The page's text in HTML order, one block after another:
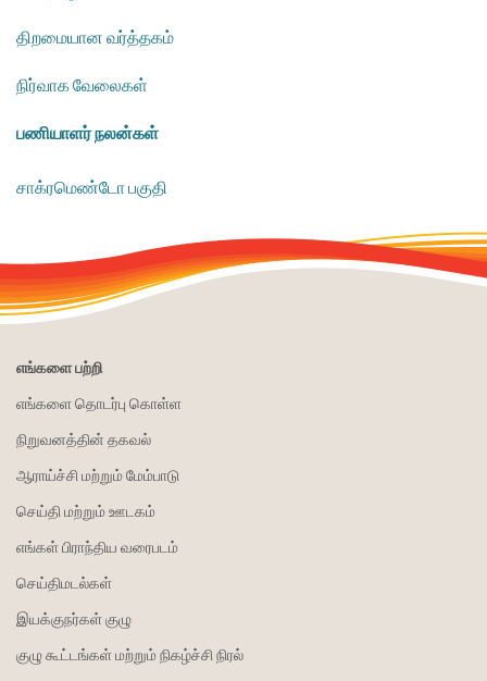
திறமையான வர்த்தகம்
நிர்வாக வேலைகள்
பணியாளர் நலன்கள்
​சாக்ரமெண்டோ பகுதி
எங்களை பற்றி
எங்களை தொடர்பு கொள்ள
நிறுவனத்தின் தகவல்
ஆராய்ச்சி மற்றும் மேம்பாடு
செய்தி மற்றும் ஊடகம்
எங்கள் பிராந்திய வரைபடம்
செய்திமடல்கள்
இயக்குநர்கள் குழு
குழு கூட்டங்கள் மற்றும் நிகழ்ச்சி நிரல்